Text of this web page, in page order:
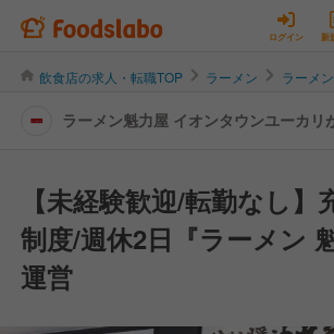
ログイン 新
飲食店の求人・転職TOP ラーメン ラーメ
ラーメン魁力屋 イオンタウンユーカリ
【未経験歓迎/転勤なし】
制度/週休2日『ラーメン
運営